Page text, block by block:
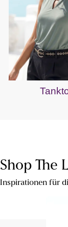
Shop The
Inspirationen für